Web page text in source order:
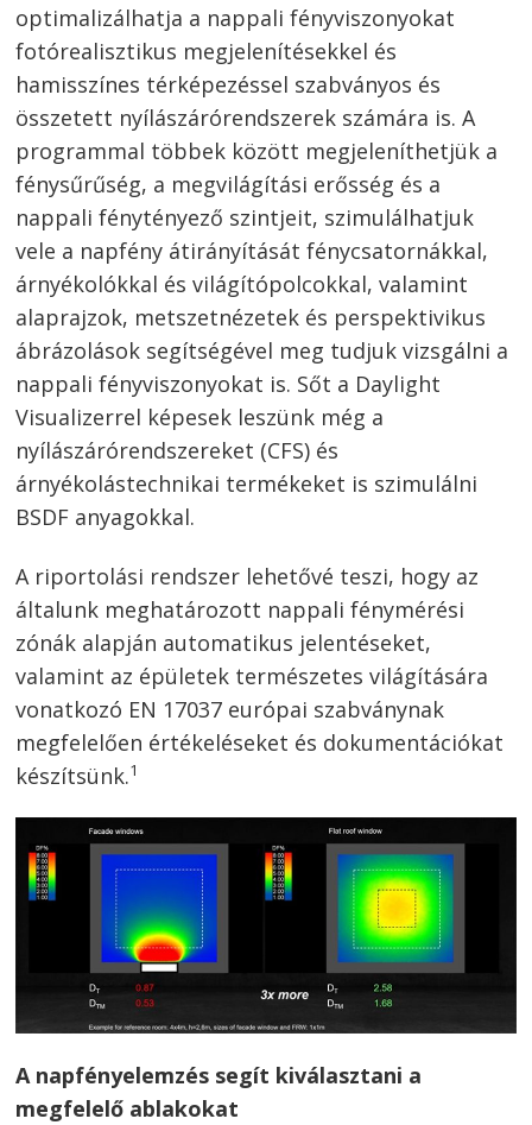
optimalizálhatja a nappali fényviszonyokat
fotórealisztikus megjelenítésekkel és
hamisszínes térképezéssel szabványos és
összetett nyílászárórendszerek számára is. A
programmal többek között megjeleníthetjük a
fénysűrűség, a megvilágítási erősség és a
nappali fénytényező szintjeit, szimulálhatjuk
vele a napfény átirányítását fénycsatornákkal,
árnyékolókkal és világítópolcokkal, valamint
alaprajzok, metszetnézetek és perspektivikus
ábrázolások segítségével meg tudjuk vizsgálni a
nappali fényviszonyokat is. Sőt a Daylight
Visualizerrel képesek leszünk még a
nyílászárórendszereket (CFS) és
árnyékolástechnikai termékeket is szimulálni
BSDF anyagokkal.
A riportolási rendszer lehetővé teszi, hogy az
általunk meghatározott nappali fénymérési
zónák alapján automatikus jelentéseket,
valamint az épületek természetes világítására
vonatkozó EN 17037 európai szabványnak
megfelelően értékeléseket és dokumentációkat
készítsünk.1
A napfényelemzés segít kiválasztani a
megfelelő ablakokat